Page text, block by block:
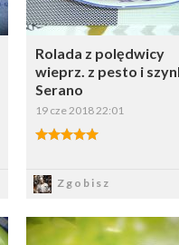
Rolada z polędwicy
wieprz. z pesto i
Serano
19 cze 2018 22:01
Zgobisz
Dodaj do